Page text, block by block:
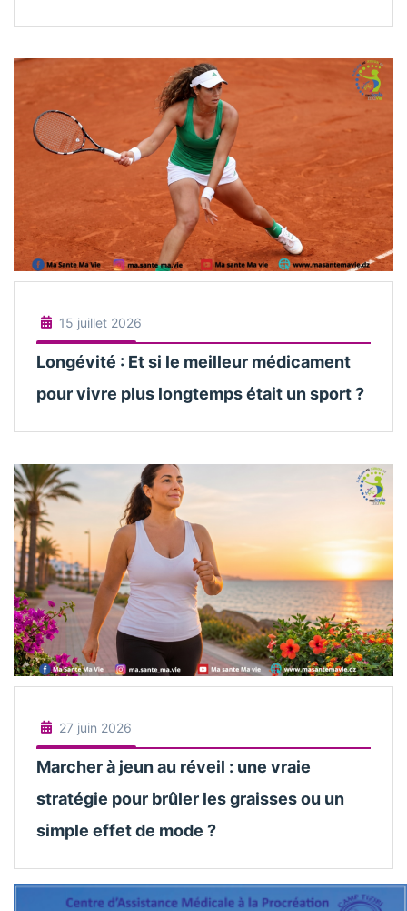
15 juillet 2026
Longévité : Et si le meilleur médicament
pour vivre plus longtemps était un sport ?
27 juin 2026
Marcher à jeun au réveil : une vraie
stratégie pour brûler les graisses ou un
simple effet de mode ?